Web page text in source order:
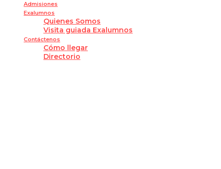
Admisiones
Exalumnos
Quienes Somos
Visita guiada Exalumnos
Contáctenos
Cómo llegar
Directorio